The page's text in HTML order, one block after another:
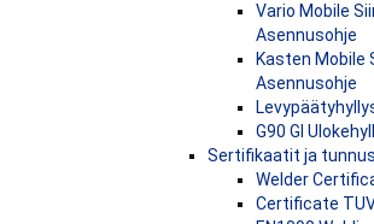
Vario Mobile
Asennusohje
Kasten Mobile
Asennusohje
G90 Gl
Sertifikaatit ja
Welder
Certificate